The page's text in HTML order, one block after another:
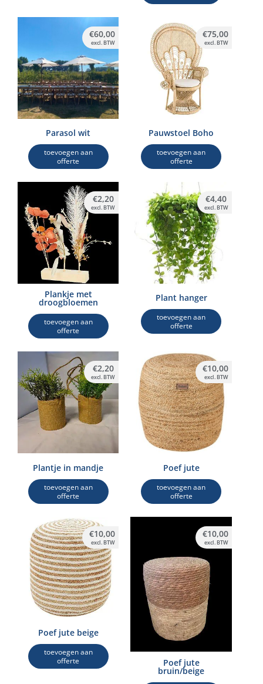
Parasol wit
toevoegen aan
offerte
€60,00
excl. BTW
Pauwstoel Boho
toevoegen aan
offerte
€75,00
excl. BTW
Plankje met
droogbloemen
toevoegen aan
offerte
€2,20
excl. BTW
Plant hanger
toevoegen aan
offerte
€4,40
excl. BTW
Plantje in mandje
toevoegen aan
offerte
€2,20
excl. BTW
Poef jute
toevoegen aan
offerte
€10,00
excl. BTW
Poef jute beige
toevoegen aan
offerte
€10,00
excl. BTW
Poef jute
bruin/beige
€10,00
excl. BTW